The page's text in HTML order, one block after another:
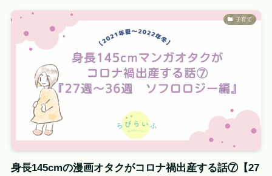
子育て
身長145cmの漫画オタクがコロナ禍出産する話⑦【27